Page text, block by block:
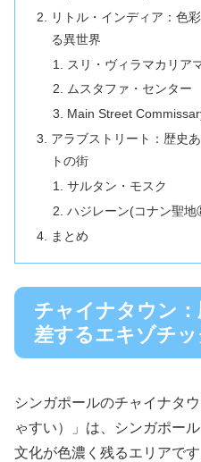
リトル・インディア：色
る異世界
スリ・ヴィラマカリア
ムスタファ・センター
Main Street
アラブストリート：歴史
トの街
サルタン・モスク
ハジレーン(コナン聖
まとめ
チャイナタウン
差するエキゾチ
シンガポールのチャイナタ
ゃすい）」は、シンガポー
文化が色濃く残るエリアです